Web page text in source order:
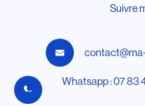
Suivre
Whatsapp : 07 83